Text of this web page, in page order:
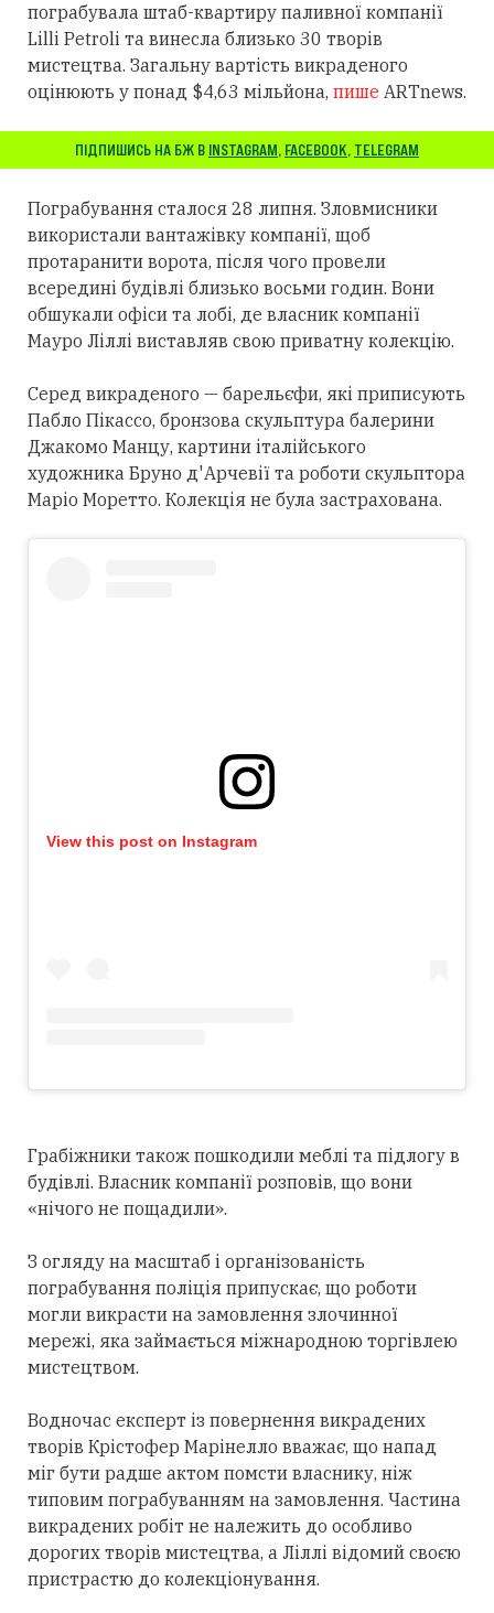
пограбувала штаб-квартиру паливної компанії
Lilli Petroli та винесла близько 30 творів
мистецтва. Загальну вартість викраденого
оцінюють у понад $4,63 мільйона, пише ARTnews.
ПІДПИШИСЬ НА БЖ В INSTAGRAM, FACEBOOK, TELEGRAM
Пограбування сталося 28 липня. Зловмисники
використали вантажівку компанії, щоб
протаранити ворота, після чого провели
всередині будівлі близько восьми годин. Вони
обшукали офіси та лобі, де власник компанії
Мауро Ліллі виставляв свою приватну колекцію.
Серед викраденого — барельєфи, які приписують
Пабло Пікассо, бронзова скульптура балерини
Джакомо Манцу, картини італійського
художника Бруно д'Арчевії та роботи скульптора
Маріо Моретто. Колекція не була застрахована.
View this post on Instagram
Грабіжники також пошкодили меблі та підлогу в
будівлі. Власник компанії розповів, що вони
«нічого не пощадили».
З огляду на масштаб і організованість
пограбування поліція припускає, що роботи
могли викрасти на замовлення злочинної
мережі, яка займається міжнародною торгівлею
мистецтвом.
Водночас експерт із повернення викрадених
творів Крістофер Марінелло вважає, що напад
міг бути радше актом помсти власнику, ніж
типовим пограбуванням на замовлення. Частина
викрадених робіт не належить до особливо
дорогих творів мистецтва, а Ліллі відомий своєю
пристрастю до колекціонування.